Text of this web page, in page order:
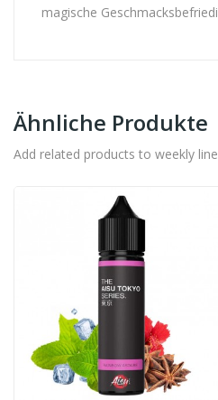
magische
Ähnliche Produkte
Add related products to weekly